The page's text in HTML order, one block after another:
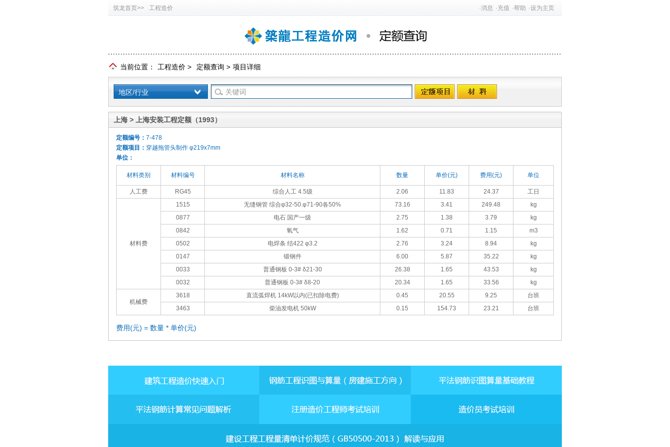
筑龙首页>> 工程造价 ·消息 ·充值 ·帮助 ·设为主页
当前位置： 工程造价 > 定额查询 > 项目详细
地区/行业
上海 > 上海安装工程定额（1993）
定额编号： 7-478
定额项目： 穿越拖管头制作 φ219x7mm
单位：
材料类别 材料编号 材料名称 数量 单价(元) 费用(元) 单位
人工费 RG45 综合人工 4.5级 2.06 11.83 24.37 工日
材料费
1515 无缝钢管 综合φ32-50.φ71-90各50% 73.16 3.41 249.48
kg
0877
电石 国产一级 2.75 1.38 3.79
kg
0842
氧气 1.62 0.71 1.15
m3
0502
电焊条 结422 φ3.2 2.76 3.24 8.94
kg
0147
锻钢件 6.00 5.87 35.22
kg
0033
普通钢板 0-3# δ21-30 26.38 1.65 43.53
kg
0032
普通钢板 0-3# δ8-20 20.34 1.65 33.56 kg
机械费
3618 直流弧焊机 14kW以内(已扣除电费) 0.45 20.55 9.25
台班
3463
柴油发电机 50kW 0.15 154.73 23.21 台班
费用(元) = 数量 * 单价(元)